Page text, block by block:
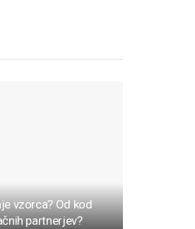
vzorca? Od kod
partnerjev?